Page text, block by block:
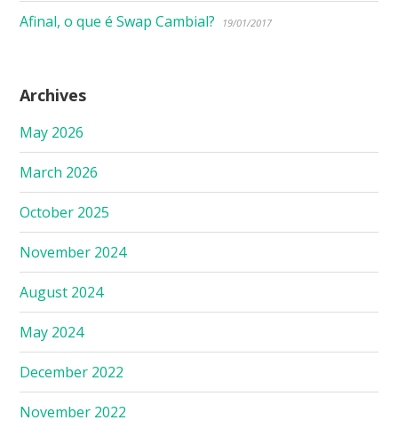
Afinal, o que é Swap Cambial? 19/01/2017
Archives
May 2026
March 2026
October 2025
November 2024
August 2024
May 2024
December 2022
November 2022